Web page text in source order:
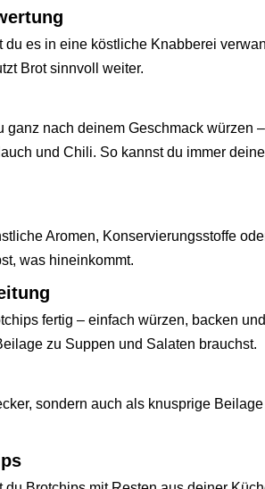
du es in eine köstliche Knabberei
Brot sinnvoll weiter.
ganz nach deinem Geschmack würzen
und Chili. So kannst du immer
Aromen, Konservierungsstoffe
was hineinkommt.
fertig – einfach würzen, backen
zu Suppen und Salaten brauchst.
sondern auch als knusprige